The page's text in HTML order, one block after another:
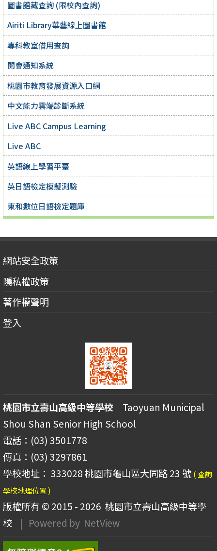
圖書館藏查詢 (限校內查詢)
Airiti Library華藝線上圖書館
專科教室借用查詢
開會通知系統
桃園市教育發展資源入口網
中文能力雲端診斷系統
Live ABC Campus Learning
Live ABC
英語線上學習平臺
英日語檢定模擬測驗
東和數位日語檢定題庫
網站安全政策
隱私權政策
著作權聲明
登入
桃園市立壽山高級中等學校 Taoyuan Municipal
Shou Shan Senior High School
電話：(03) 3501778
傳真：(03) 3297861
學校地址： 333028 桃園市龜山區大同路 23 號 ( 查詢
學校地理位置 )
版權所有 © 2015 - 2026 桃園市立壽山高級中等學
校
| Powered by NetView